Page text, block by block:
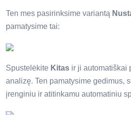
Ten mes pasirinksime variantą
pamatysime tai:
Spustelėkite Kitas ir ji automatiškai
analizę. Ten pamatysime gedimus,
įrenginiu ir atitinkamu automatiniu